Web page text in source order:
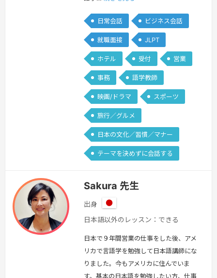
日常会話 ビジネス会話
就職面接 JLPT
ホテル 受付 営業
事務 語学教師
映画/ドラマ スポーツ
旅行／グルメ
日本の文化／習慣／マナー
テーマを決めずに会話する
Sakura 先生
出身
日
本
日本語以外のレッスン：できる
日本で９年間営業の仕事をした後、アメ
リカで言語学を勉強して日本語講師にな
りました。今もアメリカに住んでいま
す。基本の日本語を勉強したい方、仕事